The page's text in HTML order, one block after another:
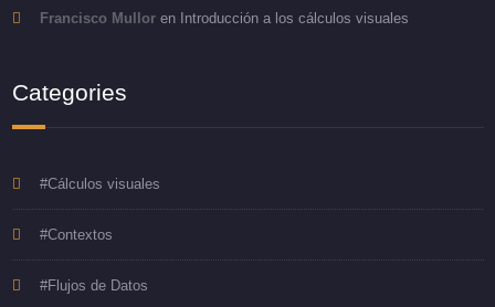
Francisco Mulloren Introducción a los cálculos visuales
Categories
#Cálculos visuales
#Contextos
#Flujos de Datos